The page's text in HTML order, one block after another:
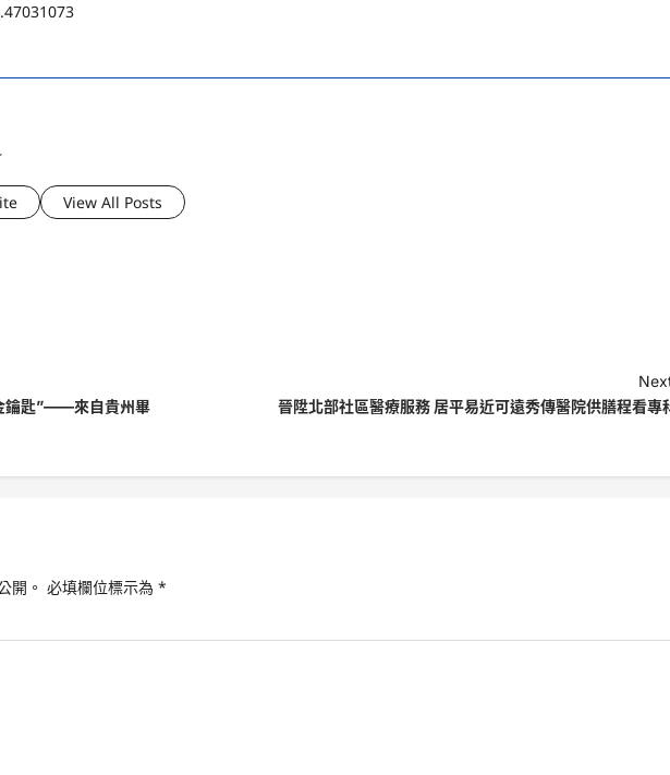
View All Posts
鑰匙”——來自貴州畢
晉陞北部社區醫療服務 居平易近可遠秀傳醫院供膳程看專
開。 必填欄位標示為 *